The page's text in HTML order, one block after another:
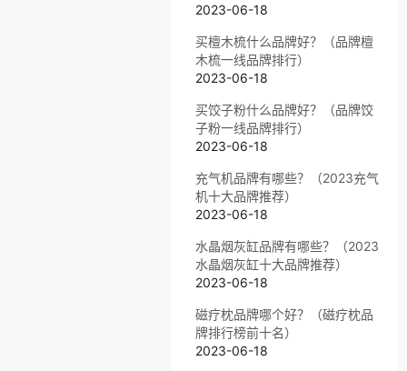
2023-06-18
买檀木梳什么品牌好？（品牌檀
木梳一线品牌排行）
2023-06-18
买饺子粉什么品牌好？（品牌饺
子粉一线品牌排行）
2023-06-18
充气机品牌有哪些？（2023充气
机十大品牌推荐）
2023-06-18
水晶烟灰缸品牌有哪些？（2023
水晶烟灰缸十大品牌推荐）
2023-06-18
磁疗枕品牌哪个好？（磁疗枕品
牌排行榜前十名）
2023-06-18